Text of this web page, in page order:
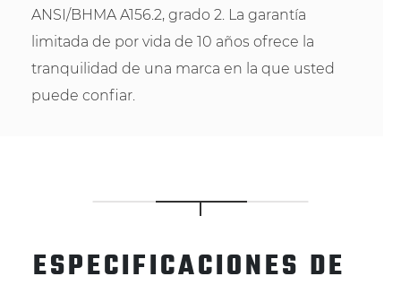
ANSI/BHMA A156.2, grado 2. La garantía
limitada de por vida de 10 años ofrece la
tranquilidad de una marca en la que usted
puede confiar.
ESPECIFICACIONES DE